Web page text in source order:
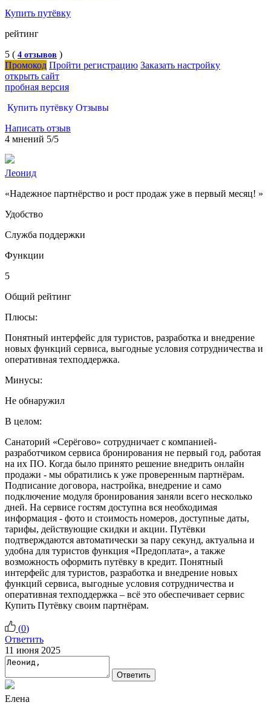
Купить путёвку
рейтинг
5 ( 4 отзывов )
Промокод Пройти регистрацию Заказать настройку
открыть сайт
пробная версия
Купить путёвку Отзывы
Написать отзыв
4 мнений 5/5
Леонид
«Надежное партнёрство и рост продаж уже в первый месяц! »
Удобство
Служба поддержки
Функции
5
Общий рейтинг
Плюсы:
Понятный интерфейс для туристов, разработка и внедрение
новых функций сервиса, выгодные условия сотрудничества и
оперативная техподдержка.
Минусы:
Не обнаружил
В целом:
Санаторий «Серёгово» сотрудничает с компанией-
разработчиком сервиса бронирования не первый год, работая
на их ПО. Когда было принято решение внедрить онлайн
продажи - мы обратились к уже проверенным партнёрам.
Подписание договора, настройка, внедрение и само
подключение модуля бронирования заняли всего несколько
дней. На сервисе гостям доступна вся необходимая
информация - фото и стоимость номеров, доступные даты,
тарифы, действующие скидки и акции. Путёвки
подтверждаются автоматически за пару секунд, актуальна и
удобна для туристов функция «Предоплата», а также
возможность оформить путёвку в кредит. Понятный
интерфейс для туристов, разработка и внедрение новых
функций сервиса, выгодные условия сотрудничества и
оперативная техподдержка – всё это обеспечивает сервис
Купить Путёвку своим партнёрам.
(0)
Ответить
11 июня 2025
Ответить
Елена